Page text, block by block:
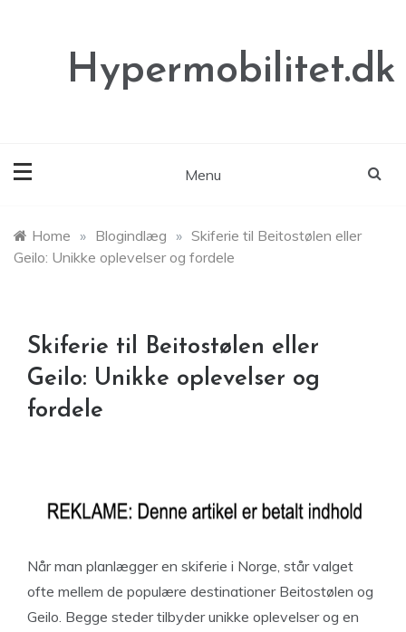
Hypermobilitet.dk
Menu
Home » Blogindlæg » Skiferie til Beitostølen eller
Geilo: Unikke oplevelser og fordele
Skiferie til Beitostølen eller
Geilo: Unikke oplevelser og
fordele
Når man planlægger en skiferie i Norge, står valget
ofte mellem de populære destinationer Beitostølen og
Geilo. Begge steder tilbyder unikke oplevelser og en